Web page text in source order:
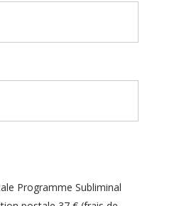
Programme Subliminal